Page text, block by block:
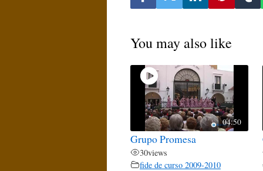
You may also like
04:50
Grupo Promesa
30views
fide de curso 2009-2010